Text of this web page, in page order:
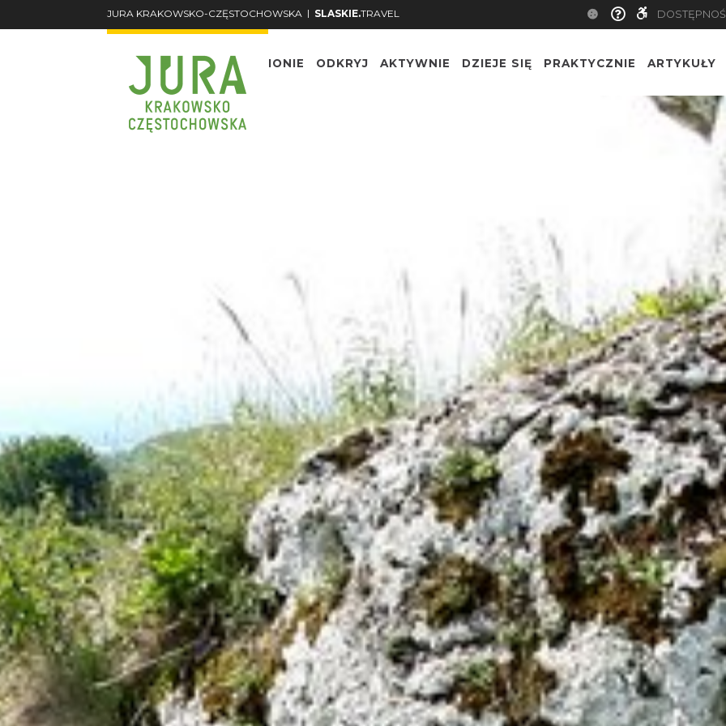
JURA KRAKOWSKO-CZĘSTOCHOWSKA | SLASKIE.TRAVEL
O REGIONIE ODKRYJ AKTYWNIE DZIEJE SIĘ PRAKTYCZNIE ARTYKUŁY